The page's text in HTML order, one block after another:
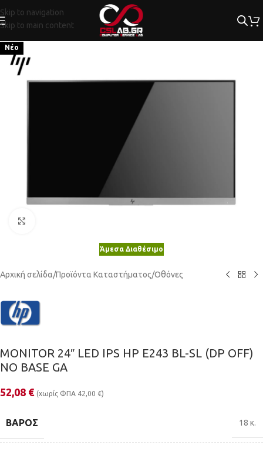
Skip to navigation
Skip to main content
Νέο
Άμεσα Διαθέσιμο
Αρχική σελίδα/Προϊόντα Καταστήματος/Οθόνες
MONITOR 24″ LED IPS HP E243 BL-SL (DP OFF)
NO BASE GA
52,08 € (χωρίς ΦΠΑ 42,00 €)
ΒΆΡΟΣ 18 κ.